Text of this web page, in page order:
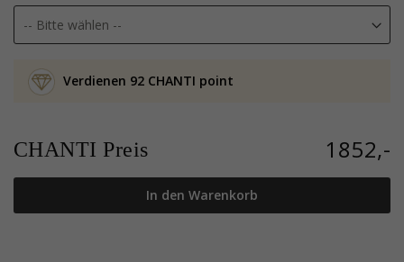
Verdienen 92 CHANTI point
CHANTI Preis 1852,-
In den Warenkorb